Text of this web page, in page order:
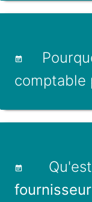
comptable
fournisseur